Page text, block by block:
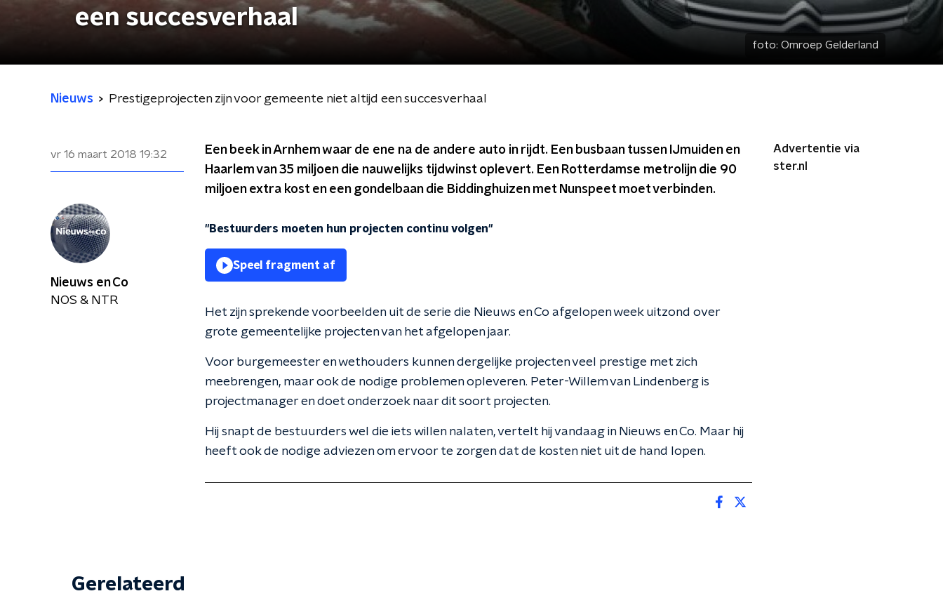
een succesverhaal
foto: Omroep Gelderland
Nieuws Prestigeprojecten zijn voor gemeente niet altijd een succesverhaal
vr 16 maart 2018 19:32
Een beek in Arnhem waar de ene na de andere auto in rijdt. Een busbaan tussen IJmuiden en
Haarlem van 35 miljoen die nauwelijks tijdwinst oplevert. Een Rotterdamse metrolijn die 90
miljoen extra kost en een gondelbaan die Biddinghuizen met Nunspeet moet verbinden.
"Bestuurders moeten hun projecten continu volgen"
Speel fragment af
Het zijn sprekende voorbeelden uit de serie die Nieuws en Co afgelopen week uitzond over
grote gemeentelijke projecten van het afgelopen jaar.
Voor burgemeester en wethouders kunnen dergelijke projecten veel prestige met zich
meebrengen, maar ook de nodige problemen opleveren. Peter-Willem van Lindenberg is
projectmanager en doet onderzoek naar dit soort projecten.
Hij snapt de bestuurders wel die iets willen nalaten, vertelt hij vandaag in Nieuws en Co. Maar hij
heeft ook de nodige adviezen om ervoor te zorgen dat de kosten niet uit de hand lopen.
Advertentie via
ster.nl
Nieuws en Co
NOS & NTR
Gerelateerd